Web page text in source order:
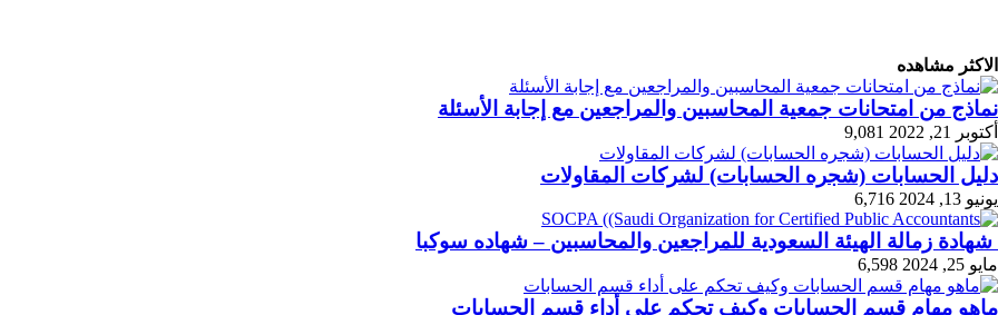
الاكثر مشاهده
نماذج من امتحانات جمعية المحاسبين والمراجعين مع إجابة الأسئلة
أكتوبر 21, 2022 9,081
دليل الحسابات (شجره الحسابات) لشركات المقاولات
يونيو 13, 2024 6,716
شهادة زمالة الهيئة السعودية للمراجعين والمحاسبين – شهاده سوكبا
مايو 25, 2024 6,598
ماهو مهام قسم الحسابات وكيف تحكم على أداء قسم الحسابات